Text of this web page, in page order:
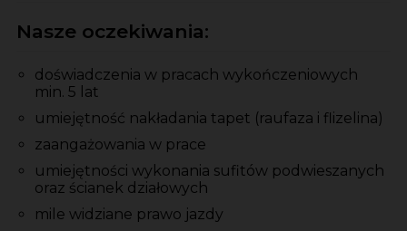
Nasze oczekiwania:
doświadczenia w pracach wykończeniowych
min. 5 lat
umiejętność nakładania tapet (raufaza i flizelina)
zaangażowania w prace
umiejętności wykonania sufitów podwieszanych
oraz ścianek działowych
mile widziane prawo jazdy